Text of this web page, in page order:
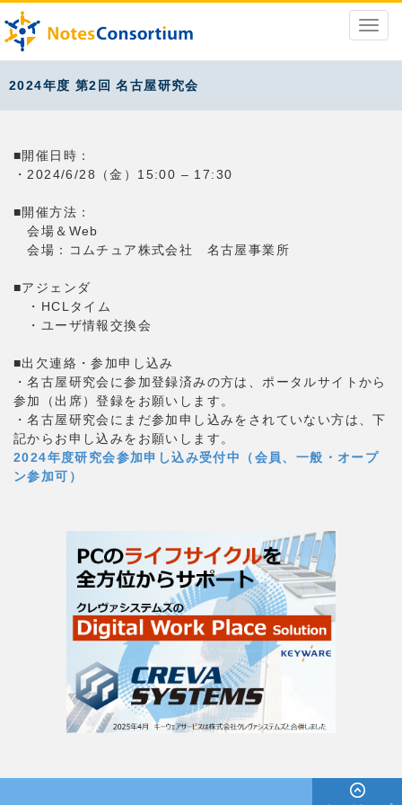
2024年度 第2回 名古屋研究会
■開催日時：
・2024/6/28（金）15:00 – 17:30
■開催方法：
会場＆Web
会場：コムチュア株式会社 名古屋事業所
■アジェンダ
・HCLタイム
・ユーザ情報交換会
■出欠連絡・参加申し込み
・名古屋研究会に参加登録済みの方は、ポータルサイトから
参加（出席）登録をお願いします。
・名古屋研究会にまだ参加申し込みをされていない方は、下
記からお申し込みをお願いします。
2024年度研究会参加申し込み受付中（会員、一般・オープ
ン参加可）